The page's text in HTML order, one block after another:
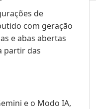
de
com geração
e abas abertas
partir das
e o Modo IA,